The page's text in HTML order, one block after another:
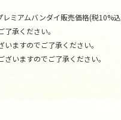
ミアムバンダイ販売価格(税10%込)
承ください。
ますのでご了承ください。
いますのでご了承ください。